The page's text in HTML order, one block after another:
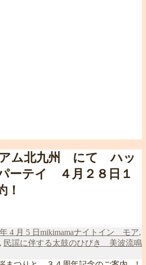
アム北九州 にて ハッ
ーテイ ４月２８日１
！
4 月 5 日 作
成
mikimamaカ
テ
ナイトイン モア,
, 民謡に伴する太鼓のひびき 美波流鳴